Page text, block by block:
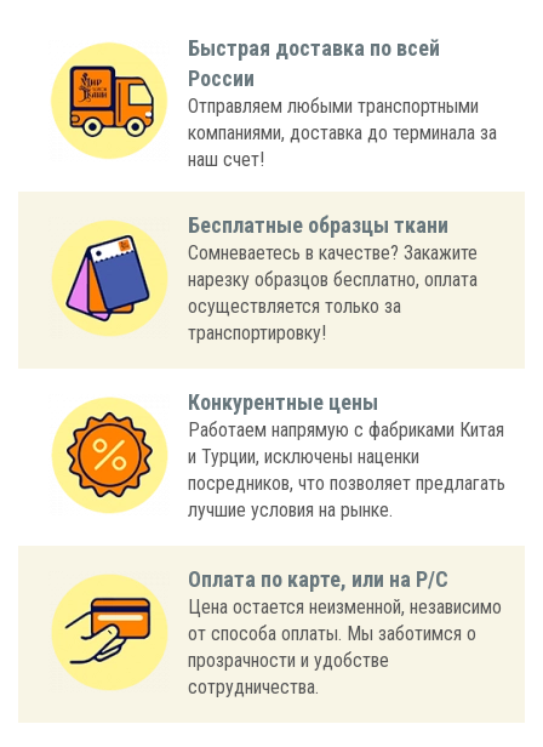
Быстрая доставка по всей
России
Отправляем любыми транспортными
компаниями, доставка до терминала за
наш счет!
Бесплатные образцы ткани
Сомневаетесь в качестве? Закажите
нарезку образцов бесплатно, оплата
осуществляется только за
транспортировку!
Конкурентные цены
Работаем напрямую с фабриками Китая
и Турции, исключены наценки
посредников, что позволяет предлагать
лучшие условия на рынке.
Оплата по карте, или на Р/С
Цена остается неизменной, независимо
от способа оплаты. Мы заботимся о
прозрачности и удобстве
сотрудничества.